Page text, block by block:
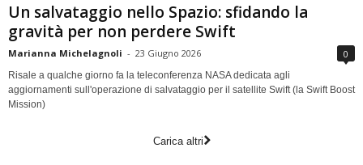
Un salvataggio nello Spazio: sfidando la
gravità per non perdere Swift
Marianna Michelagnoli - 23 Giugno 2026 0
Risale a qualche giorno fa la teleconferenza NASA dedicata agli
aggiornamenti sull'operazione di salvataggio per il satellite Swift (la Swift Boost
Mission)
Carica altri